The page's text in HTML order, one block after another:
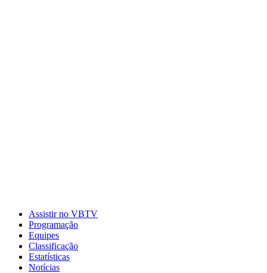
Assistir no VBTV
Programação
Equipes
Classificação
Estatísticas
Notícias